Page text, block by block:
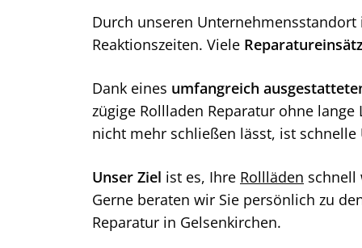
a
h
Durch unseren
Reaktionszeiten. Viele
Dank eines umfangreich
zügige Rollladen Reparatur ohne
nicht mehr schließen lässt, ist
Unser Ziel ist es, Ihre Rollläden schnell
Gerne beraten wir Sie persönlich zu
Reparatur in Gelsenkirchen.